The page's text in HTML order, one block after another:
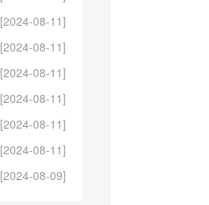
[2024-08-11]
[2024-08-11]
[2024-08-11]
[2024-08-11]
[2024-08-11]
[2024-08-11]
[2024-08-09]